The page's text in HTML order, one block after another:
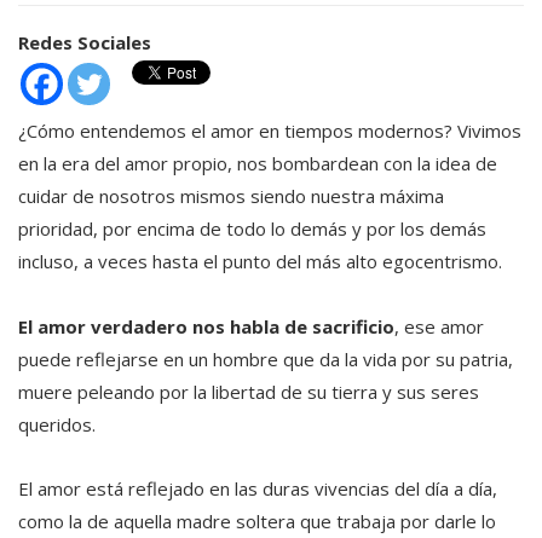
Redes Sociales
¿Cómo entendemos el amor en tiempos modernos? Vivimos
en la era del amor propio, nos bombardean con la idea de
cuidar de nosotros mismos siendo nuestra máxima
prioridad, por encima de todo lo demás y por los demás
incluso, a veces hasta el punto del más alto egocentrismo.
El amor verdadero nos habla de sacrificio, ese amor
puede reflejarse en un hombre que da la vida por su patria,
muere peleando por la libertad de su tierra y sus seres
queridos.
El amor está reflejado en las duras vivencias del día a día,
como la de aquella madre soltera que trabaja por darle lo